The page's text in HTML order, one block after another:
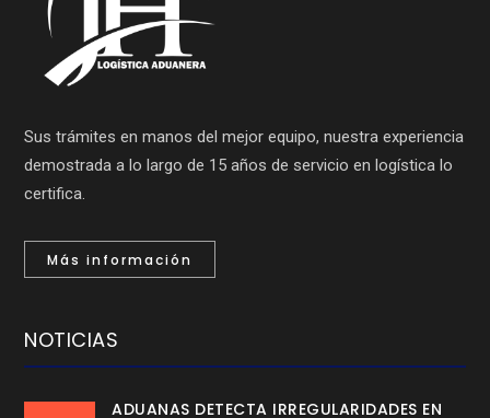
Sus trámites en manos del mejor equipo, nuestra experiencia
demostrada a lo largo de 15 años de servicio en logística lo
certifica.
Más información
NOTICIAS
ADUANAS DETECTA IRREGULARIDADES EN